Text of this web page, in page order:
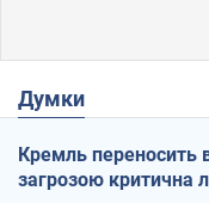
Думки
Кремль переносить
загрозою критична